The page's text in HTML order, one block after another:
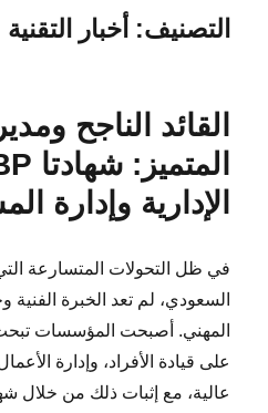
التصنيف: أخبار التقنية
القائد الناجح
الإدارية وإدارة
في ظل التحولات المتسارعة
السعودي، لم تعد الخبرة الفنية
المهني. أصبحت المؤسسات
على قيادة الأفراد، وإدارة
عالية، مع إثبات ذلك من خلال